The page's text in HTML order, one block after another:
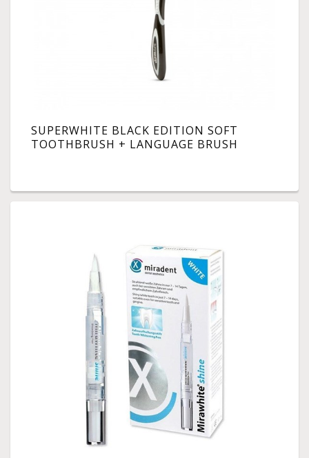
SUPERWHITE BLACK EDITION SOFT
TOOTHBRUSH + LANGUAGE BRUSH